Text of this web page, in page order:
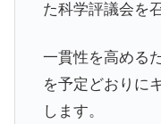
た科学評議会を
一貫性を高める
を予定どおりに
します。